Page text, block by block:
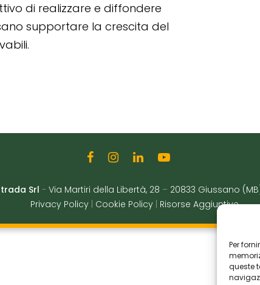
Per
queste
di realizzare e diffondere
supportare la crescita del
Srl - Via Martiri della Libertà, 28 – 20833 Giussano
Privacy Policy
Cookie Policy Risorse Aggiuntive